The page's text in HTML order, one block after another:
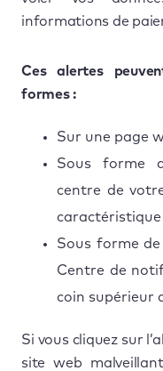
informations de
Ces alertes
formes :
Sur une page
Sous forme
centre de
caractéristique
Sous forme
Centre de
coin supérieur
Si vous cliquez sur
site web